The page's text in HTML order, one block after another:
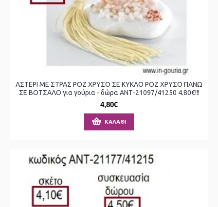
ΑΣΤΕΡΙ ΜΕ ΣΤΡΑΣ ΡΟΖ ΧΡΥΣΟ ΣΕ ΚΥΚΛΟ ΡΟΖ ΧΡΥΣΟ ΠΑΝΩ
ΣΕ ΒΟΤΣΑΛΟ για γούρια - δώρα ΑΝΤ-21097/41250 4.80€!!!
4,80€
ΚΑΛΆΘΙ